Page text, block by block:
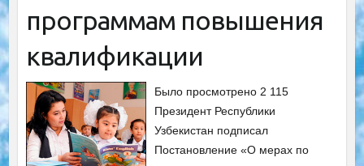
программам повышения
квалификации
Было просмотрено 2 115
Президент Республики
Узбекистан подписал
Постановление «О мерах по